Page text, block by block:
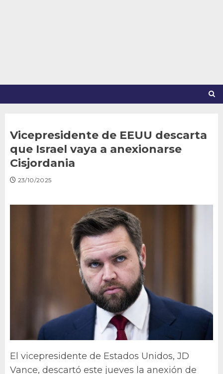
Vicepresidente de EEUU descarta
que Israel vaya a anexionarse
Cisjordania
23/10/2025
El vicepresidente de Estados Unidos, JD
Vance, descartó este jueves la anexión de